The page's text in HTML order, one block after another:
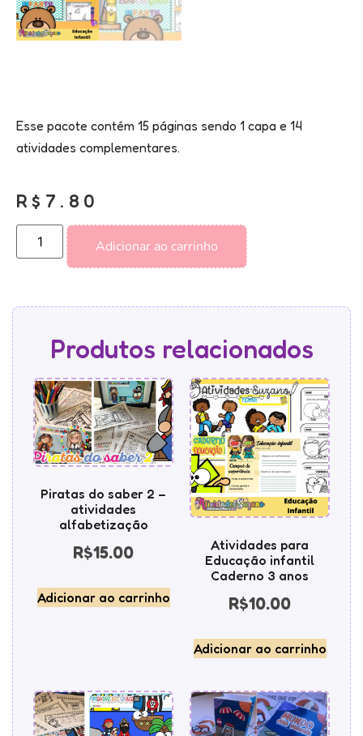
Esse pacote contém 15 páginas sendo 1 capa e 14
atividades complementares.
R$ 7.80
Adicionar ao carrinho
Produtos relacionados
Piratas do saber 2 –
atividades
alfabetização
R$15.00
Adicionar ao carrinho
Atividades para
Educação infantil
Caderno 3 anos
R$10.00
Adicionar ao carrinho